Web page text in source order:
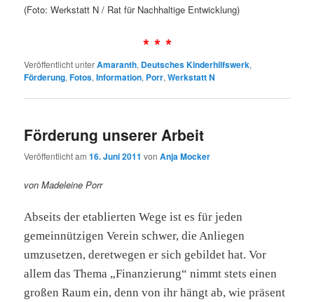
(Foto: Werkstatt N / Rat für Nachhaltige Entwicklung)
* * *
Veröffentlicht unterAmaranth, Deutsches Kinderhilfswerk,
Förderung,Fotos,Information, Porr,Werkstatt N
Förderung unserer Arbeit
Veröffentlicht am16. Juni 2011 vonAnja Mocker
von Madeleine Porr
Abseits der etablierten Wege ist es für jeden
gemeinnützigen Verein schwer, die Anliegen
umzusetzen, deretwegen er sich gebildet hat. Vor
allem das Thema „Finanzierung“ nimmt stets einen
großen Raum ein, denn von ihr hängt ab, wie präsent